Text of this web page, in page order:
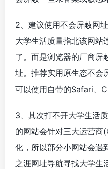
2、建议使用不会屏蔽网
大学生活质量指北该网站
了。而是浏览器的厂商屏
址。推荐实用原生态不会
可以使用自带的Safari、
3、其次打不开大学生活
的网站会针对三大运营商
化，所以部分小网站会遇
之涯网址导航寻找大学生